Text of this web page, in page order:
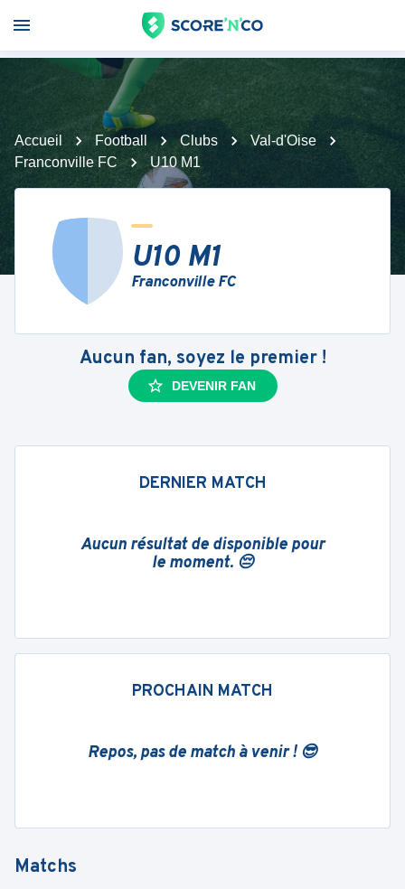
Accueil Football Clubs
Val-d'Oise
Franconville FC
U10 M1
U10 M1
Franconville FC
Aucun fan, soyez le premier !
DEVENIR FAN
DERNIER MATCH
Aucun résultat de disponible pour
le moment. 😔
PROCHAIN MATCH
Repos, pas de match à venir ! 😎
Matchs